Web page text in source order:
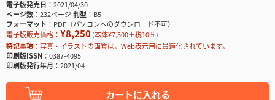
電子版発売日
2021/04/30
ページ数
232ページ判型
B5
フォーマット
PDF（パソコンへのダウンロード不可）
電子版販売価格： ¥8,250(本体¥7,500＋税10％)
特記事項
写真・イラストの画質は，Web表示用に最適化されています。
印刷版ISSN
0387-4095
印刷版発行年月
2021/04
カートに入れる